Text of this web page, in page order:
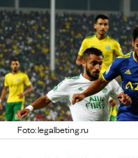
Foto: legalbeting.ru